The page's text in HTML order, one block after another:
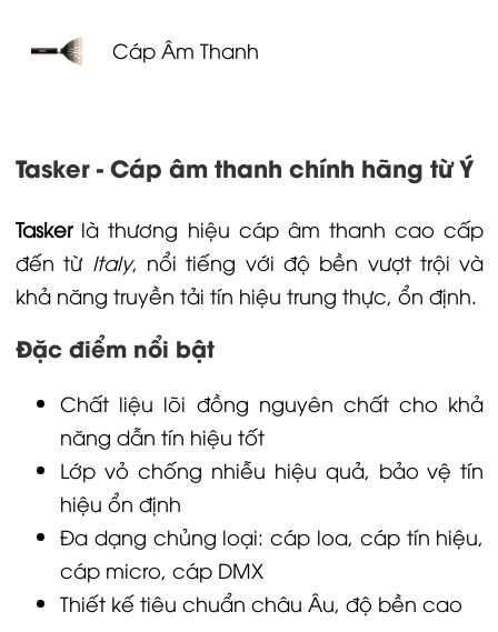
Cáp Âm Thanh
Tasker - Cáp âm thanh chính hãng từ Ý
Taskerlà thương hiệu cáp âm thanh cao cấp
đến từ Italy, nổi tiếng với độ bền vượt trội và
khả năng truyền tải tín hiệu trung thực, ổn định.
Đặc điểm nổi bật
Chất liệu lõi đồng nguyên chất cho khả
năng dẫn tín hiệu tốt
Lớp vỏ chống nhiễu hiệu quả, bảo vệ tín
hiệu ổn định
Đa dạng chủng loại: cáp loa, cáp tín hiệu,
cáp micro, cáp DMX
Thiết kế tiêu chuẩn châu Âu, độ bền cao